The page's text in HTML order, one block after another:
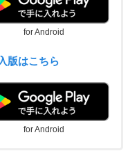
for Android
版はこちら
for Android